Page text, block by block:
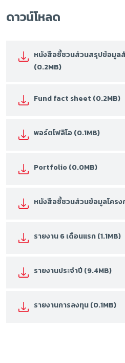
ดาวน์โหลด
หนังสือชี้ชวนส่วนสรุปข้อมูล
(0.2MB)
Fund fact sheet (0.2MB)
พอร์ตโฟลิโอ (0.1MB)
Portfolio (0.0MB)
หนังสือชี้ชวนส่วนข้อมูลโครง
รายงาน 6 เดือนแรก (1.1MB)
รายงานประจำปี (9.4MB)
รายงานการลงทุน (0.1MB)